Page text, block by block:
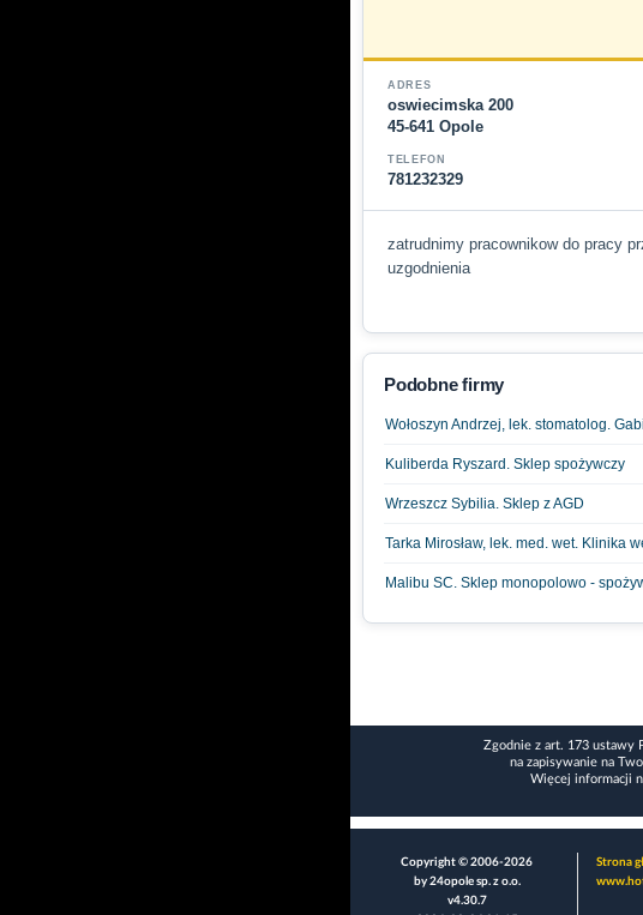
ADRES
oswiecimska 200
45-641 Opole
TELEFON
781232329
zatrudnimy pracownikow do pracy
uzgodnienia
Podobne firmy
Wołoszyn Andrzej, lek. stomatolog.
Kuliberda Ryszard. Sklep spożywczy
Wrzeszcz Sybilia. Sklep z AGD
Tarka Mirosław, lek. med. wet. Klinika
Malibu SC. Sklep monopolowo -
Zgodnie z art. 173 ustawy
na zapisywanie na
Więcej informacji
Copyright © 2006-2026
by 24opole sp. z o.o.
v4.30.7
Strona